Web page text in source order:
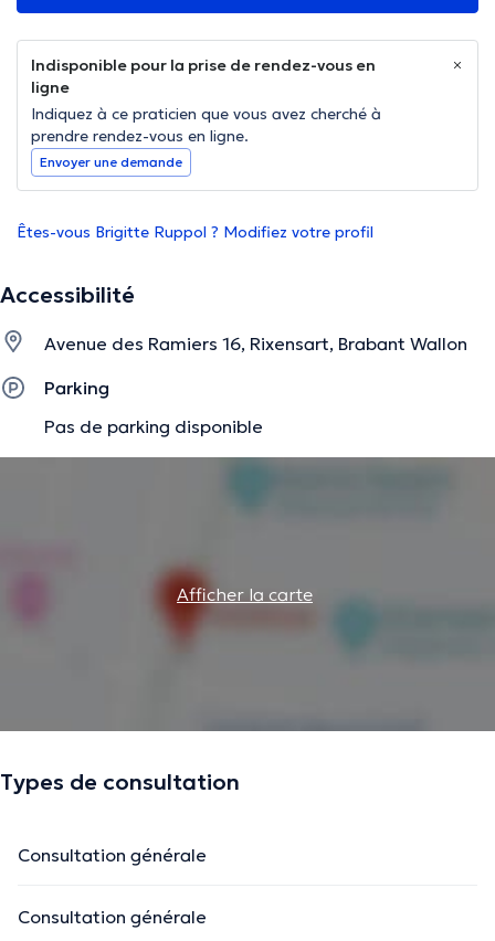
Indisponible pour la prise de rendez-vous en
ligne
Indiquez à ce praticien que vous avez cherché à
prendre rendez-vous en ligne.
Envoyer une demande
Êtes-vous Brigitte Ruppol ? Modifiez votre profil
Accessibilité
Avenue des Ramiers 16, Rixensart, Brabant Wallon
Parking
Pas de parking disponible
Afficher la carte
Types de consultation
Consultation générale
Consultation générale